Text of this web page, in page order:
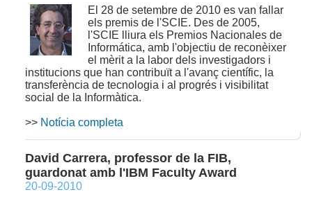
El 28 de setembre de 2010 es van fallar
els premis de l'SCIE. Des de 2005,
l'SCIE lliura els Premios Nacionales de
Informática, amb l'objectiu de reconèixer
el mèrit a la labor dels investigadors i
institucions que han contribuït a l'avanç científic, la
transferència de tecnologia i al progrés i visibilitat
social de la Informàtica.
>> Notícia completa
David Carrera, professor de la FIB,
guardonat amb l'IBM Faculty Award
20-09-2010